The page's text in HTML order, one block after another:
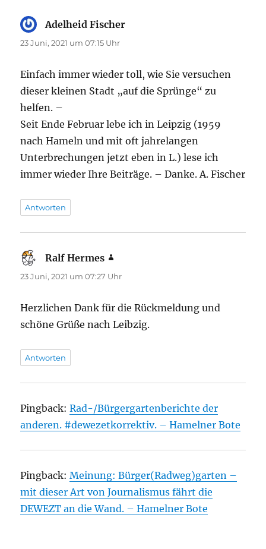
Adelheid Fischer
23 Juni, 2021 um 07:15 Uhr
Einfach immer wieder toll, wie Sie versuchen
dieser kleinen Stadt „auf die Sprünge“ zu
helfen. –
Seit Ende Februar lebe ich in Leipzig (1959
nach Hameln und mit oft jahrelangen
Unterbrechungen jetzt eben in L.) lese ich
immer wieder Ihre Beiträge. – Danke. A. Fischer
Antworten
Ralf Hermes
23 Juni, 2021 um 07:27 Uhr
Herzlichen Dank für die Rückmeldung und
schöne Grüße nach Leibzig.
Antworten
Pingback:Rad-/Bürgergartenberichte der
anderen. #dewezetkorrektiv. – Hamelner Bote
Pingback:Meinung: Bürger(Radweg)garten –
mit dieser Art von Journalismus fährt die
DEWEZT an die Wand. – Hamelner Bote